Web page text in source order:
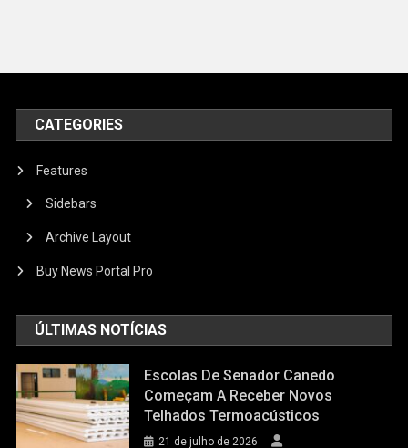
CATEGORIES
Features
Sidebars
Archive Layout
Buy News Portal Pro
ÚLTIMAS NOTÍCIAS
Escolas De Senador Canedo
Começam A Receber Novos
Telhados Termoacústicos
21 de julho de 2026